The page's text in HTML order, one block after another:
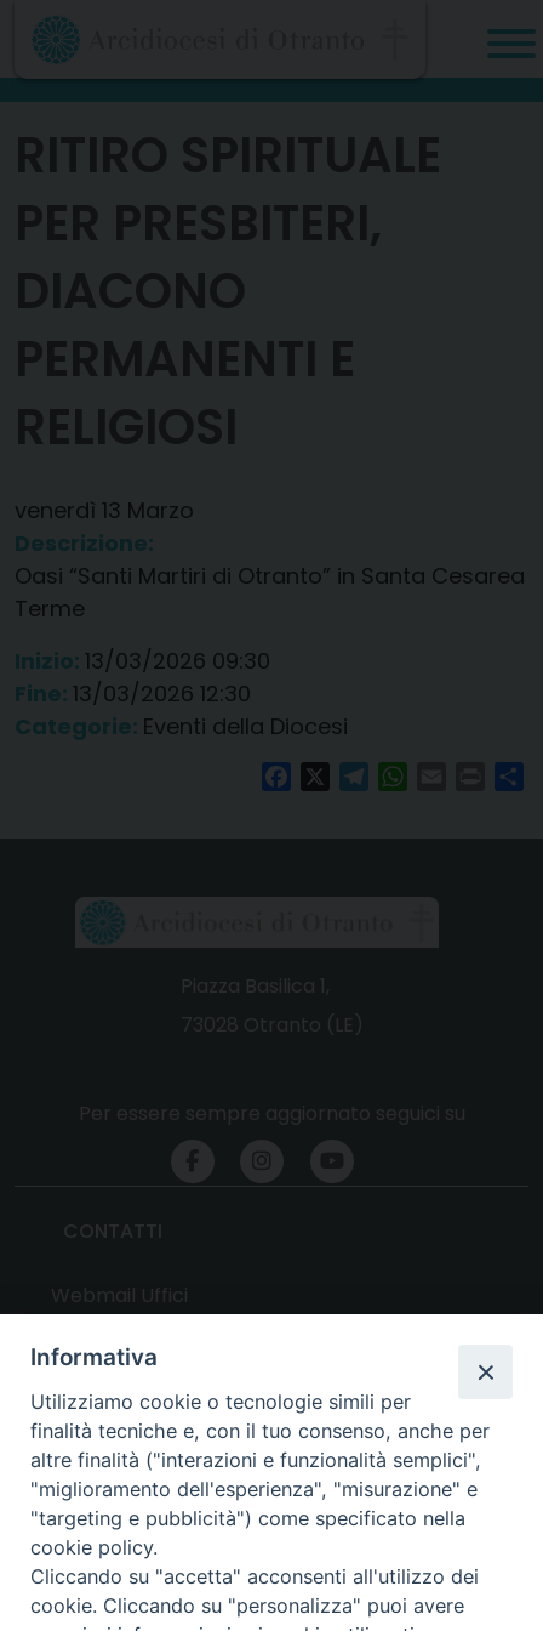
Skip
content
RITIRO SPIRITUALE
PER PRESBITERI,
DIACONO
PERMANENTI E
RELIGIOSI
venerdì 13 Marzo
Descrizione:
Oasi “Santi Martiri di Otranto” in Santa Cesarea
Terme
Inizio: 13/03/2026 09:30
Fine: 13/03/2026 12:30
Categorie: Eventi della Diocesi
FacebookTelegramWhatsAppPrint
UTILITY
News
Altri articoli
Notizie nazionali
Download
Informativa
Utilizziamo cookie o tecnologie simili per
finalità tecniche e, con il tuo consenso, anche per
altre finalità ("interazioni e funzionalità semplici",
"miglioramento dell'esperienza", "misurazione" e
"targeting e pubblicità") come specificato nella
cookie policy.
Cliccando su "accetta" acconsenti all'utilizzo dei
cookie. Cliccando su "personalizza" puoi avere